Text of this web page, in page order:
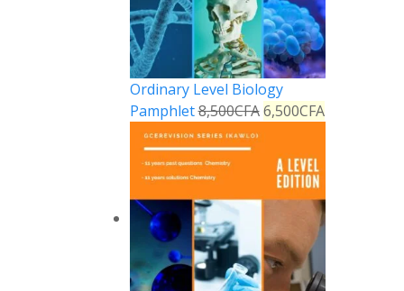
Ordinary Level Biology
Pamphlet8,500CFA 6,500CFA